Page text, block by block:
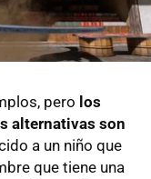
pero los
alternativas son
a un niño que
que tiene una